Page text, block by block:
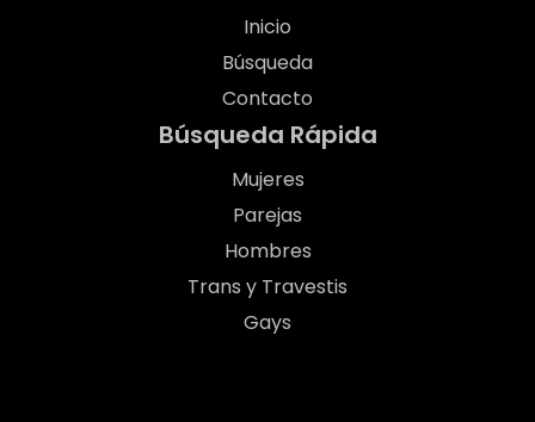
Inicio
Búsqueda
Contacto
Búsqueda Rápida
Mujeres
Parejas
Hombres
Trans y Travestis
Gays